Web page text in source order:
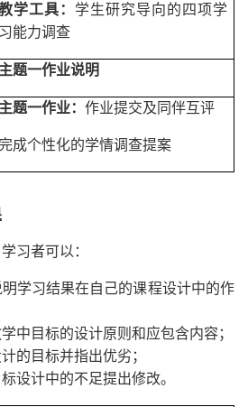
学工具： 学生研究导向的四项学
习能力调查
主题一作业说明
主题一作业： 作业提交及同伴互评
完成个性化的学情调查提案
习者可以：
学习结果在自己的课程设计中的作
中目标的设计原则和应包含内容；
的目标并指出优劣；
设计中的不足提出修改。